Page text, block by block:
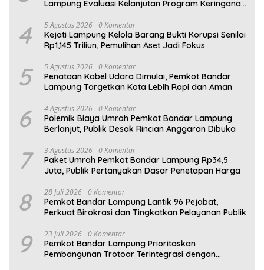
Lampung Evaluasi Kelanjutan Program Keringanan
4 5 Agustus 2026 0 Komentar
Kejati Lampung Kelola Barang Bukti Korupsi Senilai
Rp1,145 Triliun, Pemulihan Aset Jadi Fokus
5 5 Agustus 2026 0 Komentar
Penataan Kabel Udara Dimulai, Pemkot Bandar
Lampung Targetkan Kota Lebih Rapi dan Aman
6 4 Agustus 2026 0 Komentar
Polemik Biaya Umrah Pemkot Bandar Lampung
Berlanjut, Publik Desak Rincian Anggaran Dibuka
7 3 Agustus 2026 0 Komentar
Paket Umrah Pemkot Bandar Lampung Rp34,5
Juta, Publik Pertanyakan Dasar Penetapan Harga
8 28 Juli 2026 0 Komentar
Pemkot Bandar Lampung Lantik 96 Pejabat,
Perkuat Birokrasi dan Tingkatkan Pelayanan Publik
9 23 Juli 2026 0 Komentar
Pemkot Bandar Lampung Prioritaskan
Pembangunan Trotoar Terintegrasi dengan